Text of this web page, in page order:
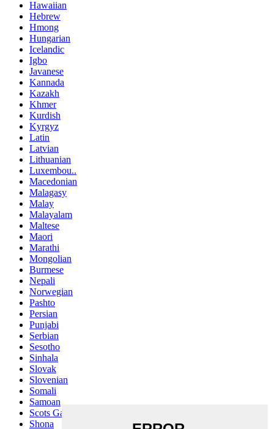
Hawaiian
Hebrew
Hmong
Hungarian
Icelandic
Igbo
Javanese
Kannada
Kazakh
Khmer
Kurdish
Kyrgyz
Latin
Latvian
Lithuanian
Luxembou..
Macedonian
Malagasy
Malay
Malayalam
Maltese
Maori
Marathi
Mongolian
Burmese
Nepali
Norwegian
Pashto
Persian
Punjabi
Serbian
Sesotho
Sinhala
Slovak
Slovenian
Somali
Samoan
Scots Gaelic
Shona